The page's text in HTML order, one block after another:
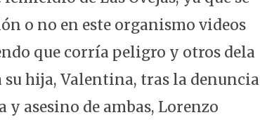
o no en este organismo videos
que corría peligro y otros dela
su hija, Valentina, tras la denuncia
asesino de ambas, Lorenzo